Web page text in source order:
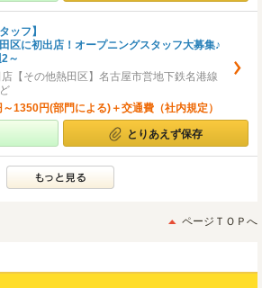
ッフ】
区に初出店！オープニングスタッフ大募集♪
～
店【その他熱田区】名古屋市営地下鉄名港線
1350円(部門による)＋交通費（社内規定）
とりあえず保存
ページＴＯＰへ